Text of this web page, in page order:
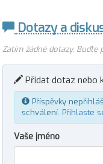
Dotazy a
Zatím žádné dotazy. Buďte
Přidat dotaz nebo
Příspěvky
schválení. Přihlaste
Vaše jméno